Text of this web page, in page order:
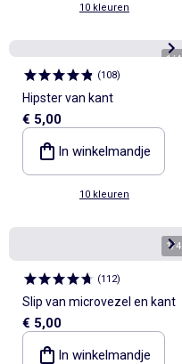
10 kleuren
1/4
(108)
Hipster van kant
€ 5,00
In winkelmandje
10 kleuren
1/4
(112)
Slip van microvezel en kant
€ 5,00
In winkelmandje